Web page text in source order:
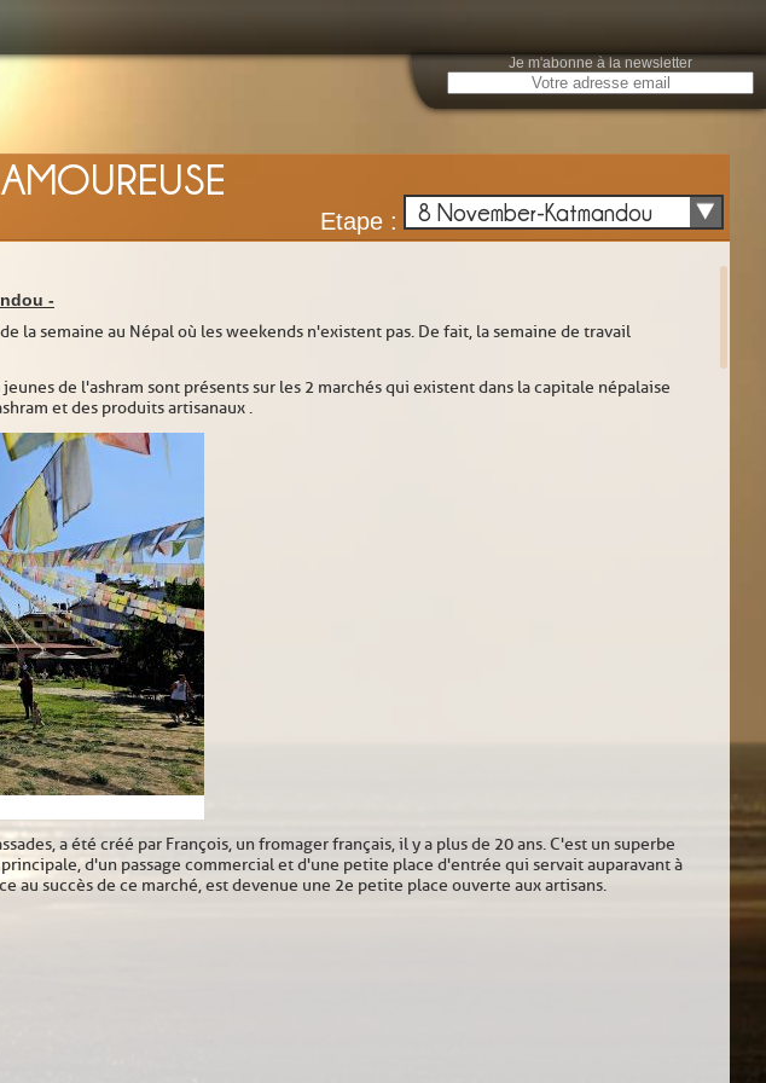
Etape : 8 November-Katmandou
-
la semaine au Népal où les weekends n'existent pas. De fait, la semaine de travail
de l'ashram sont présents sur les 2 marchés qui existent dans la capitale népalaise
et des produits artisanaux .
a été créé par François, un fromager français, il y a plus de 20 ans. C'est un superbe
d'un passage commercial et d'une petite place d'entrée qui servait auparavant à
au succès de ce marché, est devenue une 2e petite place ouverte aux artisans.
Je m'abonne à la newsletter